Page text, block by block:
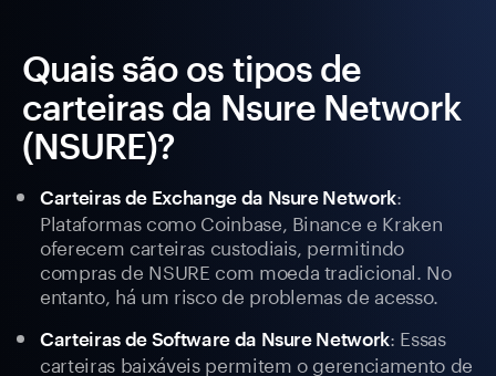
Quais são os tipos de
carteiras da Nsure Network
(NSURE)?
Carteiras de Exchange da Nsure Network:
Plataformas como Coinbase, Binance e Kraken
oferecem carteiras custodiais, permitindo
compras de NSURE com moeda tradicional. No
entanto, há um risco de problemas de acesso.
Carteiras de Software da Nsure Network: Essas
carteiras baixáveis permitem o gerenciamento de